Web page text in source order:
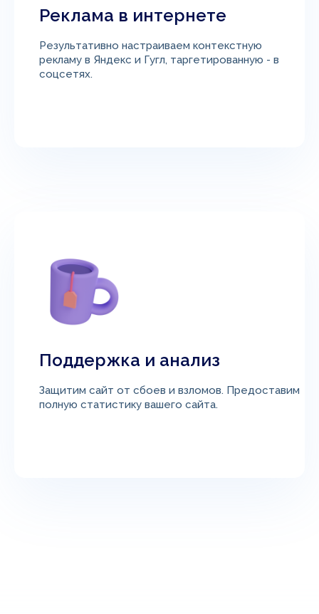
Реклама в интернете
Результативно настраиваем контекстную
рекламу в Яндекс и Гугл, таргетированную - в
соцсетях.
Поддержка и анализ
Защитим сайт от сбоев и взломов. Предоставим
полную статистику вашего сайта.